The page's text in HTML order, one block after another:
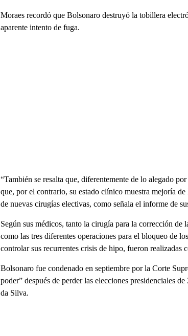
Moraes recordó que Bolsonaro destruyó la tobillera
aparente intento de fuga.
“También se resalta que, diferentemente de lo alegado
que, por el contrario, su estado clínico muestra mejoría
de nuevas cirugías electivas, como señala el informe de
Según sus médicos, tanto la cirugía para la corrección
como las tres diferentes operaciones para el bloqueo de
controlar sus recurrentes crisis de hipo, fueron realizadas
Bolsonaro fue condenado en septiembre por la Corte
poder” después de perder las elecciones presidenciales
da Silva.